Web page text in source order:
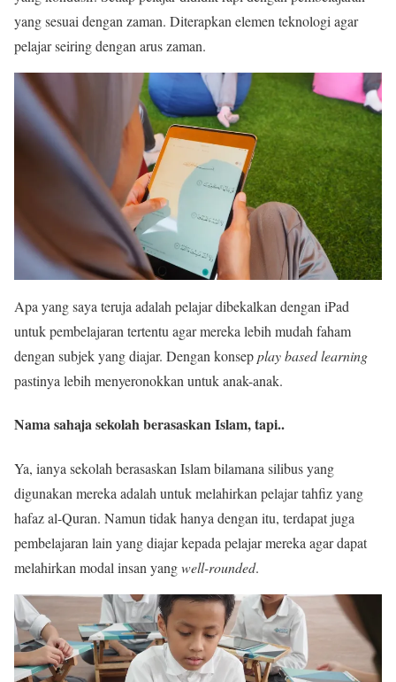
yang sesuai dengan zaman. Diterapkan elemen teknologi agar
pelajar seiring dengan arus zaman.
Apa yang saya teruja adalah pelajar dibekalkan dengan iPad
untuk pembelajaran tertentu agar mereka lebih mudah faham
dengan subjek yang diajar. Dengan konsepplay based learning
pastinya lebih menyeronokkan untuk anak-anak.
Nama sahaja sekolah berasaskan Islam, tapi..
Ya, ianya sekolah berasaskan Islam bilamana silibus yang
digunakan mereka adalah untuk melahirkan pelajar tahfiz yang
hafaz al-Quran. Namun tidak hanya dengan itu, terdapat juga
pembelajaran lain yang diajar kepada pelajar mereka agar dapat
melahirkan modal insan yangwell-rounded.